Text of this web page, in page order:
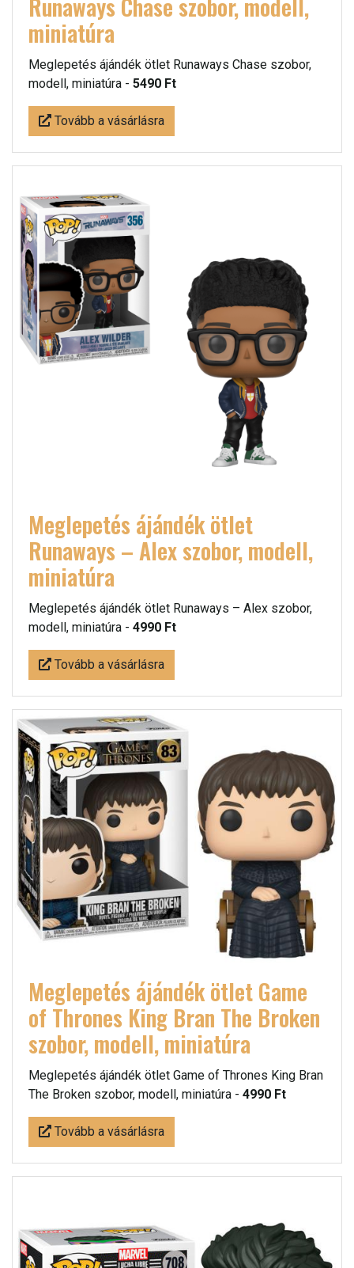
Runaways Chase szobor, modell,
miniatúra
Meglepetés ájándék ötlet Runaways Chase szobor,
modell, miniatúra - 5490 Ft
Tovább a vásárlásra
Meglepetés ájándék ötlet
Runaways – Alex szobor, modell,
miniatúra
Meglepetés ájándék ötlet Runaways – Alex szobor,
modell, miniatúra - 4990 Ft
Tovább a vásárlásra
Meglepetés ájándék ötlet Game
of Thrones King Bran The Broken
szobor, modell, miniatúra
Meglepetés ájándék ötlet Game of Thrones King Bran
The Broken szobor, modell, miniatúra - 4990 Ft
Tovább a vásárlásra